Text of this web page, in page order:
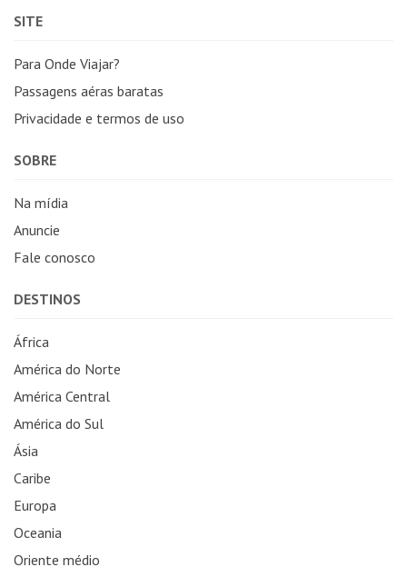
SITE
Para Onde Viajar?
Passagens aéras baratas
Privacidade e termos de uso
SOBRE
Na mídia
Anuncie
Fale conosco
DESTINOS
África
América do Norte
América Central
América do Sul
Ásia
Caribe
Europa
Oceania
Oriente médio